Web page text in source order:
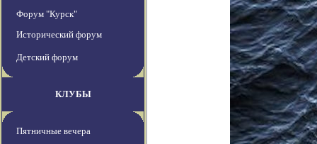
Форум "Курск"
Исторический форум
Детский форум
КЛУБЫ
Пятничные вечера